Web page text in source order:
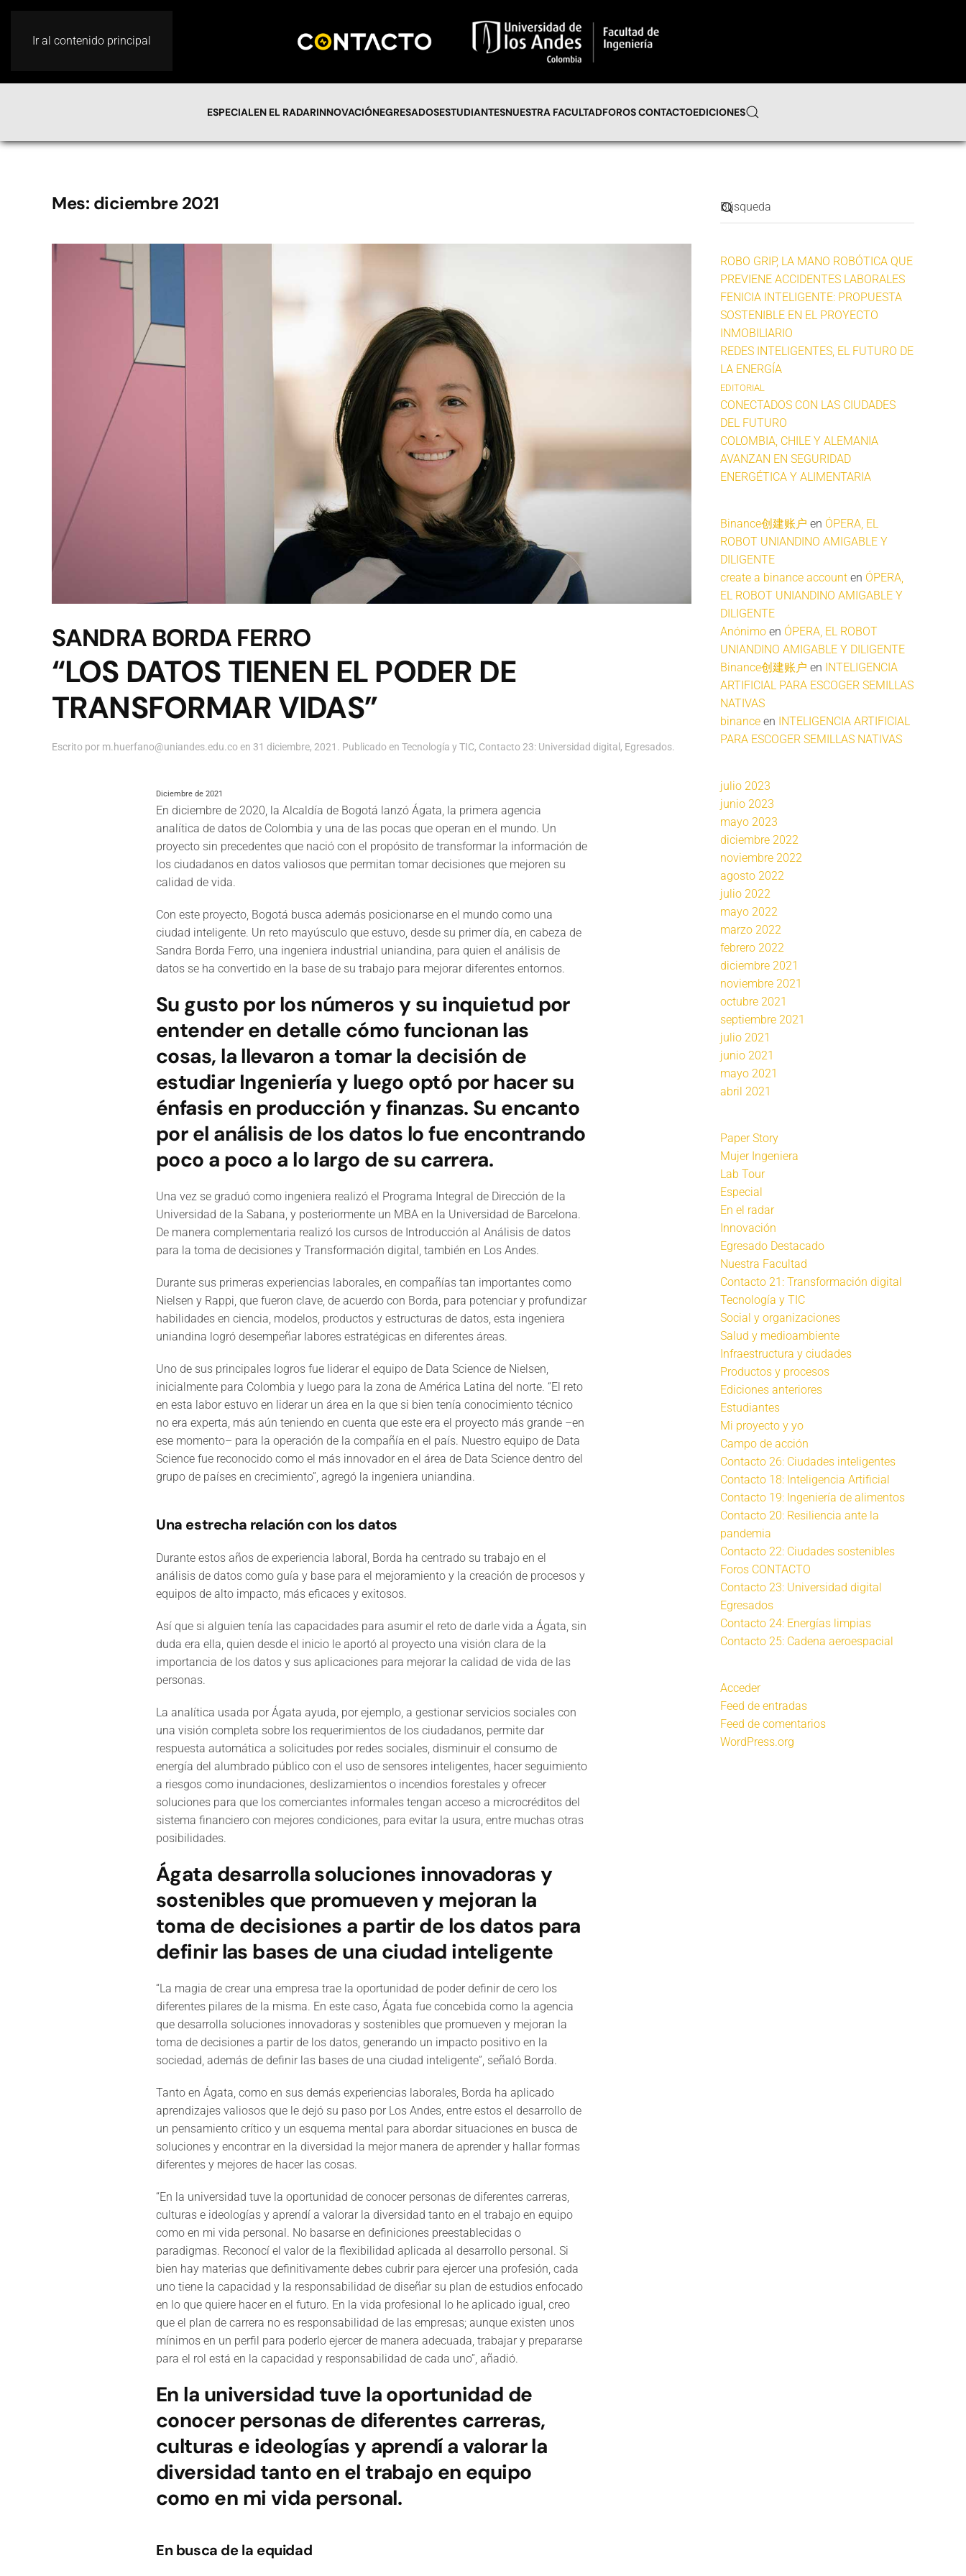
Ir al contenido principal
ESPECIALEN EL RADARINNOVACIÓNEGRESADOSESTUDIANTESNUESTRA FACULTADFOROS CONTACTOEDICIONES
Mes: diciembre 2021
SANDRA BORDA FERRO
“LOS DATOS TIENEN EL PODER DE
TRANSFORMAR VIDAS”
Escrito por m.huerfano@uniandes.edu.coen 31 diciembre, 2021 . Publicado en Tecnología y TIC, Contacto 23: Universidad digital , Egresados.
Diciembre de 2021
En diciembre de 2020, la Alcaldía de Bogotá lanzó Ágata, la primera agencia
analítica de datos de Colombia y una de las pocas que operan en el mundo. Un
proyecto sin precedentes que nació con el propósito de transformar la información de
los ciudadanos en datos valiosos que permitan tomar decisiones que mejoren su
calidad de vida.
Con este proyecto, Bogotá busca además posicionarse en el mundo como una
ciudad inteligente. Un reto mayúsculo que estuvo, desde su primer día, en cabeza de
Sandra Borda Ferro, una ingeniera industrial uniandina, para quien el análisis de
datos se ha convertido en la base de su trabajo para mejorar diferentes entornos.
Su gusto por los números y su inquietud por
entender en detalle cómo funcionan las
cosas, la llevaron a tomar la decisión de
estudiar Ingeniería y luego optó por hacer su
énfasis en producción y finanzas. Su encanto
por el análisis de los datos lo fue encontrando
poco a poco a lo largo de su carrera.
Una vez se graduó como ingeniera realizó el Programa Integral de Dirección de la
Universidad de la Sabana, y posteriormente un MBA en la Universidad de Barcelona.
De manera complementaria realizó los cursos de Introducción al Análisis de datos
para la toma de decisiones y Transformación digital, también en Los Andes.
Durante sus primeras experiencias laborales, en compañías tan importantes como
Nielsen y Rappi, que fueron clave, de acuerdo con Borda, para potenciar y profundizar
habilidades en ciencia, modelos, productos y estructuras de datos, esta ingeniera
uniandina logró desempeñar labores estratégicas en diferentes áreas.
Uno de sus principales logros fue liderar el equipo de Data Science de Nielsen,
inicialmente para Colombia y luego para la zona de América Latina del norte. “El reto
en esta labor estuvo en liderar un área en la que si bien tenía conocimiento técnico
no era experta, más aún teniendo en cuenta que este era el proyecto más grande –en
ese momento– para la operación de la compañía en el país. Nuestro equipo de Data
Science fue reconocido como el más innovador en el área de Data Science dentro del
grupo de países en crecimiento”, agregó la ingeniera uniandina.
Una estrecha relación con los datos
Durante estos años de experiencia laboral, Borda ha centrado su trabajo en el
análisis de datos como guía y base para el mejoramiento y la creación de procesos y
equipos de alto impacto, más eficaces y exitosos.
Así que si alguien tenía las capacidades para asumir el reto de darle vida a Ágata, sin
duda era ella, quien desde el inicio le aportó al proyecto una visión clara de la
importancia de los datos y sus aplicaciones para mejorar la calidad de vida de las
personas.
La analítica usada por Ágata ayuda, por ejemplo, a gestionar servicios sociales con
una visión completa sobre los requerimientos de los ciudadanos, permite dar
respuesta automática a solicitudes por redes sociales, disminuir el consumo de
energía del alumbrado público con el uso de sensores inteligentes, hacer seguimiento
a riesgos como inundaciones, deslizamientos o incendios forestales y ofrecer
soluciones para que los comerciantes informales tengan acceso a microcréditos del
sistema financiero con mejores condiciones, para evitar la usura, entre muchas otras
posibilidades.
Ágata desarrolla soluciones innovadoras y
sostenibles que promueven y mejoran la
toma de decisiones a partir de los datos para
definir las bases de una ciudad inteligente
“La magia de crear una empresa trae la oportunidad de poder definir de cero los
diferentes pilares de la misma. En este caso, Ágata fue concebida como la agencia
que desarrolla soluciones innovadoras y sostenibles que promueven y mejoran la
toma de decisiones a partir de los datos, generando un impacto positivo en la
sociedad, además de definir las bases de una ciudad inteligente”, señaló Borda.
Tanto en Ágata, como en sus demás experiencias laborales, Borda ha aplicado
aprendizajes valiosos que le dejó su paso por Los Andes, entre estos el desarrollo de
un pensamiento crítico y un esquema mental para abordar situaciones en busca de
soluciones y encontrar en la diversidad la mejor manera de aprender y hallar formas
diferentes y mejores de hacer las cosas.
“En la universidad tuve la oportunidad de conocer personas de diferentes carreras,
culturas e ideologías y aprendí a valorar la diversidad tanto en el trabajo en equipo
como en mi vida personal. No basarse en definiciones preestablecidas o
paradigmas. Reconocí el valor de la flexibilidad aplicada al desarrollo personal. Si
bien hay materias que definitivamente debes cubrir para ejercer una profesión, cada
uno tiene la capacidad y la responsabilidad de diseñar su plan de estudios enfocado
en lo que quiere hacer en el futuro. En la vida profesional lo he aplicado igual, creo
que el plan de carrera no es responsabilidad de las empresas; aunque existen unos
mínimos en un perfil para poderlo ejercer de manera adecuada, trabajar y prepararse
para el rol está en la capacidad y responsabilidad de cada uno”, añadió.
En la universidad tuve la oportunidad de
conocer personas de diferentes carreras,
culturas e ideologías y aprendí a valorar la
diversidad tanto en el trabajo en equipo
como en mi vida personal.
En busca de la equidad
ROBO GRIP, LA MANO ROBÓTICA QUE
PREVIENE ACCIDENTES LABORALES
FENICIA INTELIGENTE: PROPUESTA
SOSTENIBLE EN EL PROYECTO
INMOBILIARIO
REDES INTELIGENTES, EL FUTURO DE
LA ENERGÍA
EDITORIAL
CONECTADOS CON LAS CIUDADES
DEL FUTURO
COLOMBIA, CHILE Y ALEMANIA
AVANZAN EN SEGURIDAD
ENERGÉTICA Y ALIMENTARIA
Binance创建账户 en ÓPERA, EL
ROBOT UNIANDINO AMIGABLE Y
DILIGENTE
create a binance account en ÓPERA,
EL ROBOT UNIANDINO AMIGABLE Y
DILIGENTE
Anónimo en ÓPERA, EL ROBOT
UNIANDINO AMIGABLE Y DILIGENTE
Binance创建账户 en INTELIGENCIA
ARTIFICIAL PARA ESCOGER SEMILLAS
NATIVAS
binance en INTELIGENCIA ARTIFICIAL
PARA ESCOGER SEMILLAS NATIVAS
julio 2023
junio 2023
mayo 2023
diciembre 2022
noviembre 2022
agosto 2022
julio 2022
mayo 2022
marzo 2022
febrero 2022
diciembre 2021
noviembre 2021
octubre 2021
septiembre 2021
julio 2021
junio 2021
mayo 2021
abril 2021
Paper Story
Mujer Ingeniera
Lab Tour
Especial
En el radar
Innovación
Egresado Destacado
Nuestra Facultad
Contacto 21: Transformación digital
Tecnología y TIC
Social y organizaciones
Salud y medioambiente
Infraestructura y ciudades
Productos y procesos
Ediciones anteriores
Estudiantes
Mi proyecto y yo
Campo de acción
Contacto 26: Ciudades inteligentes
Contacto 18: Inteligencia Artificial
Contacto 19: Ingeniería de alimentos
Contacto 20: Resiliencia ante la
pandemia
Contacto 22: Ciudades sostenibles
Foros CONTACTO
Contacto 23: Universidad digital
Egresados
Contacto 24: Energías limpias
Contacto 25: Cadena aeroespacial
Acceder
Feed de entradas
Feed de comentarios
WordPress.org